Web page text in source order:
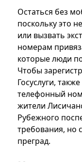
Остаться без
поскольку это
или вызвать
номерам
которые люди
Чтобы
Госуслуги,
телефонный
жители
Рубежного
требования, но
преград.